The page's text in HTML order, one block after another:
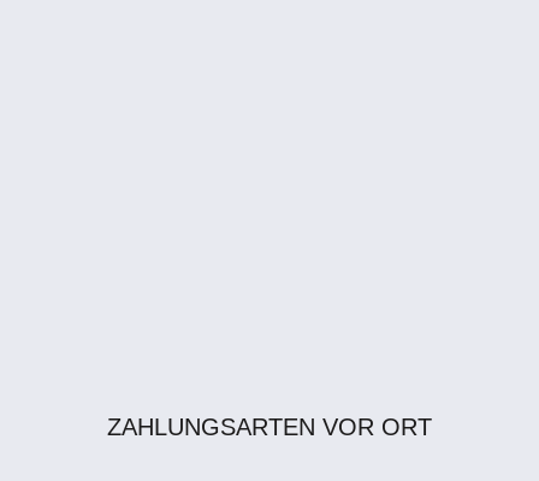
ZAHLUNGSARTEN VOR ORT